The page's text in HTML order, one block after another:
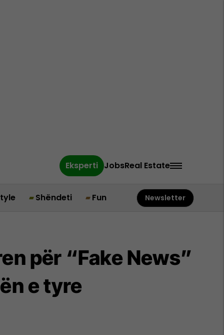
Eksperti JobsReal Estate
Shëndeti Fun Newsletter
për “Fake News”
e tyre